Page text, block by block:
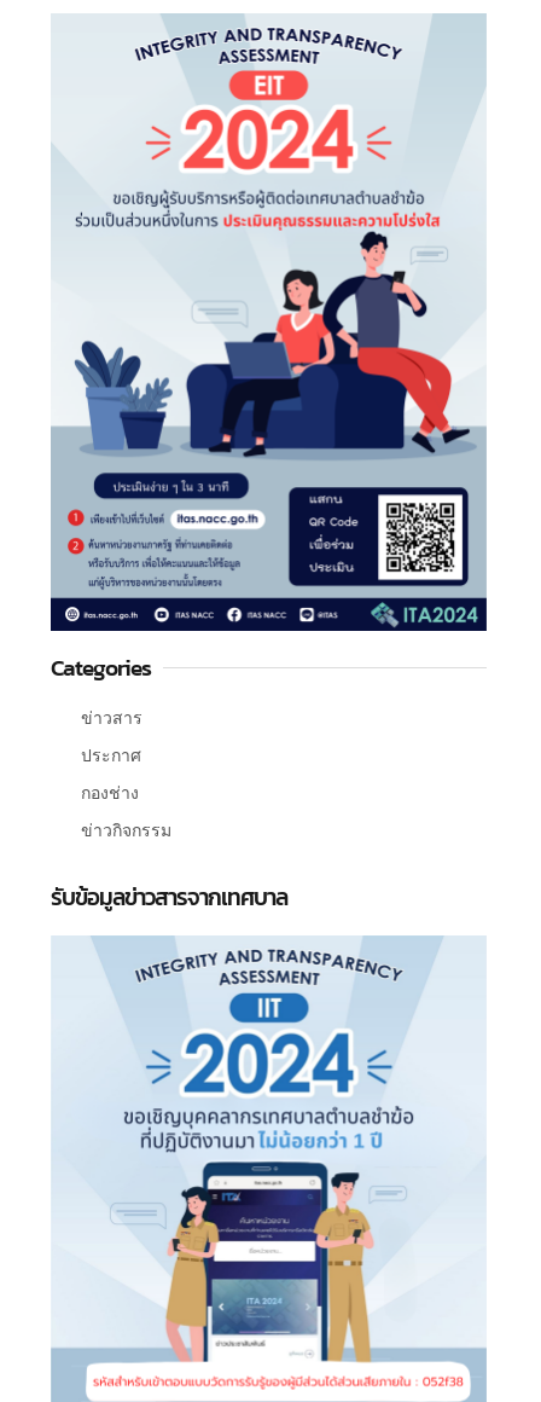
Categories
ข่าวสาร
ประกาศ
กองช่าง
ข่าวกิจกรรม
รับข้อมูลข่าวสารจากเทศบาล